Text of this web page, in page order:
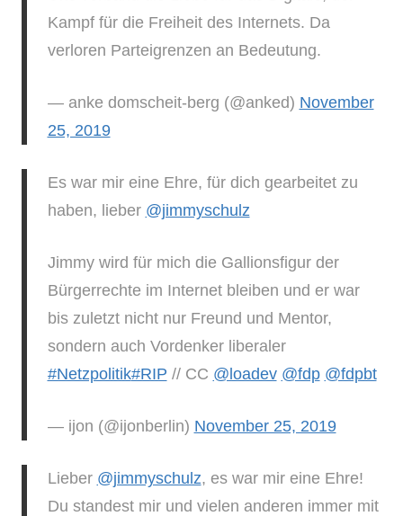
Kampf für die Freiheit des Internets. Da
verloren Parteigrenzen an Bedeutung.
— anke domscheit-berg (@anked) November
25, 2019
Es war mir eine Ehre, für dich gearbeitet zu
haben, lieber @jimmyschulz
Jimmy wird für mich die Gallionsfigur der
Bürgerrechte im Internet bleiben und er war
bis zuletzt nicht nur Freund und Mentor,
sondern auch Vordenker liberaler
#Netzpolitik#RIP // CC @loadev @fdp @fdpbt
— ijon (@ijonberlin) November 25, 2019
Lieber @jimmyschulz, es war mir eine Ehre!
Du standest mir und vielen anderen immer mit